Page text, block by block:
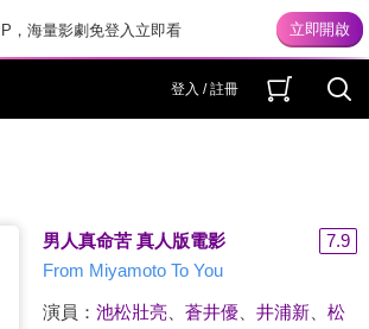
，海量影劇免登入立即看
登入 / 註冊
男人真命苦 真人版電影
7.9
From Miyamoto To You
演員： 池松壯亮、 蒼井優、 井浦新、 松